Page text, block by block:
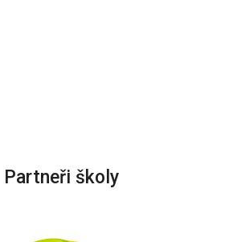
Partneři školy